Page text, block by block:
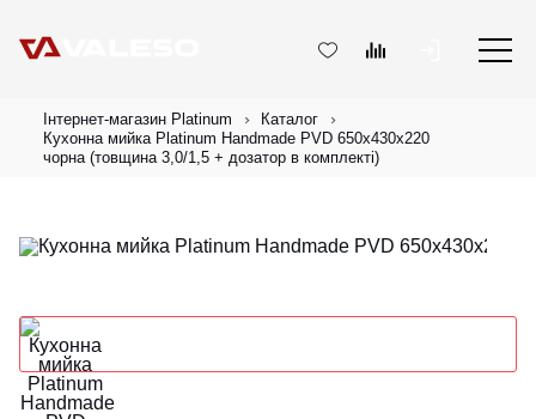
Інтернет-магазин Platinum
Каталог
Кухонна мийка Platinum Handmade PVD 650х430х220
чорна (товщина 3,0/1,5 + дозатор в комплекті)